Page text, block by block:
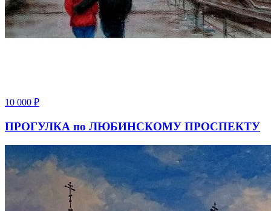
10 000 ₽
ПРОГУЛКА по ЛЮБИНСКОМУ ПРОСПЕКТУ